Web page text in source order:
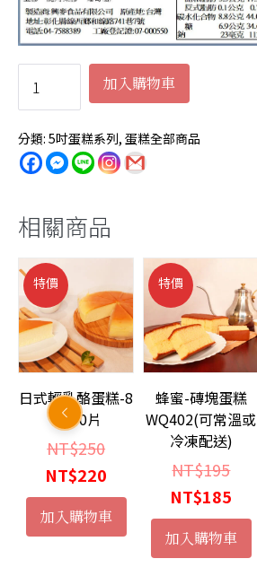
布
朗
吋/
未
切
數
量
加入購物車
分類: 5吋蛋糕系列, 蛋糕全部商品
相關商品
特價
日式輕乳酪蛋糕-8
吋/10片
NT$250原
始
價
格：
NT$250。
NT$220
前
價
加入購物車
特價
蜂蜜-磚塊蛋糕
WQ402(可常溫或
冷凍配送)
NT$195原
始
價
格：
NT$185
前
價
加入購物車